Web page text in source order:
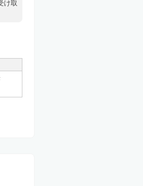
け取